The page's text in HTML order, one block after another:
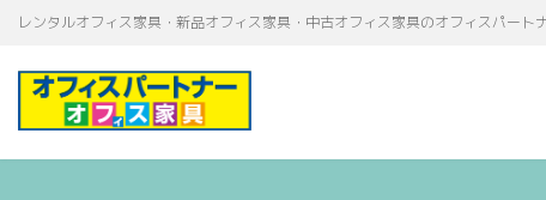
テ
ゲ
レンタルオフィス家具・新品オフィス家具・中古オフィス家具のオフィスパート